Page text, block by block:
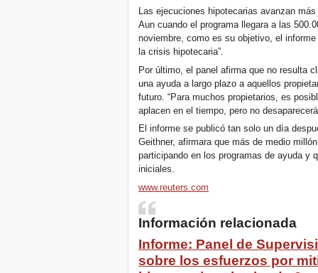
Las ejecuciones hipotecarias avanzan
Aun cuando el programa llegara a las
noviembre, como es su objetivo, el
la crisis hipotecaria”.
Por último, el panel afirma que no resulta
una ayuda a largo plazo a aquellos
futuro. “Para muchos propietarios, es
aplacen en el tiempo, pero no
El informe se publicó tan solo un día
Geithner, afirmara que más de medio
participando en los programas de ayuda y
iniciales.
www.reuters.com
Información relacionada
Informe: Panel de
sobre los esfuerzos por